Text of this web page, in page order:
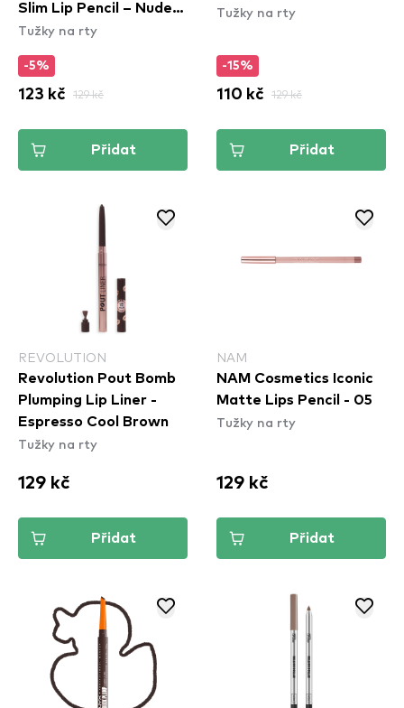
Slim Lip Pencil – Nude
Pink (SPL858)
Tužky na rty
-5%
123 kč 129 kč
Přidat
Tužky na rty
-15%
110 kč 129 kč
Přidat
REVOLUTION
Revolution Pout Bomb
Plumping Lip Liner -
Espresso Cool Brown
Tužky na rty
129 kč
Přidat
NAM
NAM Cosmetics Iconic
Matte Lips Pencil - 05
Tužky na rty
129 kč
Přidat